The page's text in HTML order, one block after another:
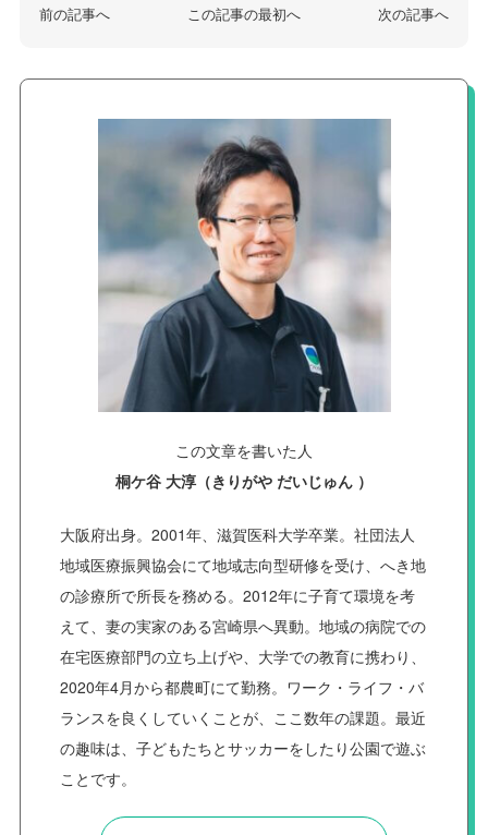
前の記事へ この記事の最初へ 次の記事へ
この文章を書いた人
桐ケ谷 大淳（きりがや だいじゅん ）
大阪府出身。2001年、滋賀医科大学卒業。社団法人
地域医療振興協会にて地域志向型研修を受け、へき地
の診療所で所長を務める。2012年に子育て環境を考
えて、妻の実家のある宮崎県へ異動。地域の病院での
在宅医療部門の立ち上げや、大学での教育に携わり、
2020年4月から都農町にて勤務。ワーク・ライフ・バ
ランスを良くしていくことが、ここ数年の課題。最近
の趣味は、子どもたちとサッカーをしたり公園で遊ぶ
ことです。